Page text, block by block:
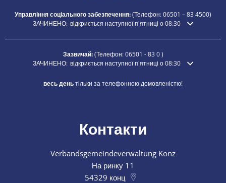
Управління соціального забезпечення:(Телефон:06501 – 834500)
Натисніть, щоб приховати додатковий час відкриття або закриття
ЗАЧИНЕНО: відкриється наступної п'ятниці о 08:30
Зазвичай:(Телефон:06501 - 83 0)
Натисніть, щоб приховати додатковий час відкриття або закриття
ЗАЧИНЕНО: відкриється наступної п'ятниці о 08:30
весь деньтільки за телефонною домовленістю!
Контакти
Verbandsgemeindeverwaltung Konz
На ринку 11
54329 конц